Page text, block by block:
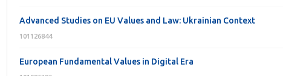
Advanced Studies on EU Values and Law: Ukrainian Context
101126844
European Fundamental Values in Digital Era